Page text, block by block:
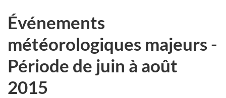
Événements
météorologiques majeurs -
Période de juin à août
2015